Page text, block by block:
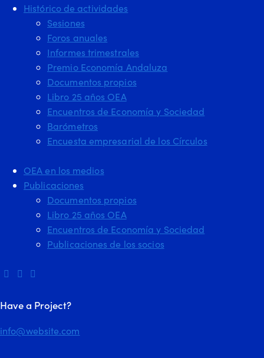
Histórico de actividades
Sesiones
Foros anuales
Informes trimestrales
Premio Economía Andaluza
Documentos propios
Libro 25 años OEA
Encuentros de Economía y Sociedad
Barómetros
Encuesta empresarial de los Círculos
OEA en los medios
Publicaciones
Documentos propios
Libro 25 años OEA
Encuentros de Economía y Sociedad
Publicaciones de los socios
Have a Project?
info@website.com